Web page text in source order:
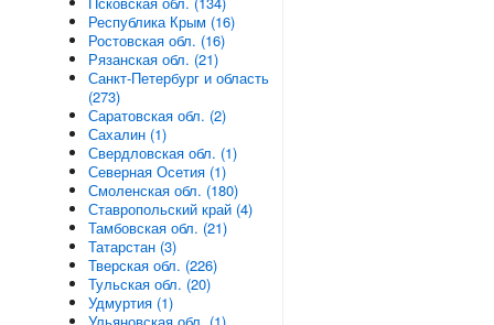
Республика Крым (16)
Ростовская обл. (16)
Рязанская обл. (21)
Санкт-Петербург и область
(273)
Саратовская обл. (2)
Сахалин (1)
Свердловская обл. (1)
Северная Осетия (1)
Смоленская обл. (180)
Ставропольский край (4)
Тамбовская обл. (21)
Татарстан (3)
Тверская обл. (226)
Тульская обл. (20)
Удмуртия (1)